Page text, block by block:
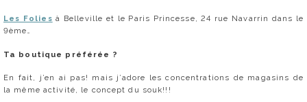
Les Folies à Belleville et le Paris Princesse, 24 rue Navarrin dans le
9ème…
Ta boutique préférée ?
En fait, j’en ai pas! mais j’adore les concentrations de magasins de
la même activité, le concept du souk!!!